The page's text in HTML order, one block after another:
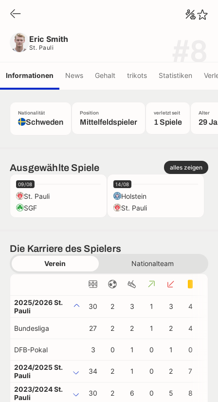
Eric Smith
St. Pauli
Informationen News Gehalt trikots Statistiken
Nationalität
Schweden
Position
Mittelfeldspieler
verletzt seit
1 Spiele
Alter
29
Ausgewählte Spiele alles zeigen
09/08
St. Pauli
SGF
14/08
Holstein
St. Pauli
Die Karriere des Spielers
Verein Nationalteam
2025/2026 St.
Pauli
30 2 3 1 3 4
Bundesliga 27 2 2 1 2 4
DFB-Pokal 3 0 1 0 1 0
2024/2025 St.
Pauli
34 2 1 0 2 7
2023/2024 St.
Pauli
30 2 6 0 5 8